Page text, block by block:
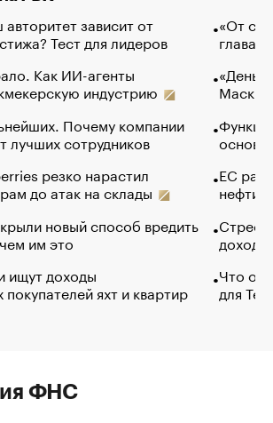
зависит от
Тест для лидеров
Как ИИ-агенты
индустрию
Почему компании
лучших сотрудников
резко нарастил
до атак на склады
новый способ вредить
им это
ищут доходы
яхт и квартир
«От
глава
Маск в
основ
ЕС
нефти
Что
для
ФНС